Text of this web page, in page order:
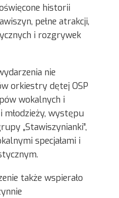
historii
pełne atrakcji,
i rozgrywek
nie
orkiestry dętej OSP
wokalnych i
młodzieży, występu
„Stawiszynianki”,
specjałami i
także wspierało